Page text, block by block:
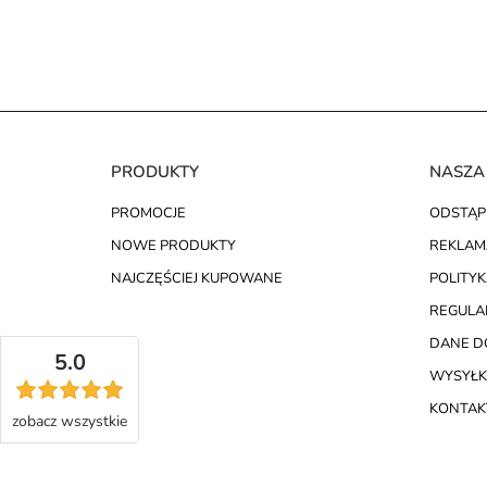
PRODUKTY
PROMOCJE
NOWE PRODUKTY
NAJCZĘŚCIEJ KUPOWANE
DANE
5.0
zobacz wszystkie